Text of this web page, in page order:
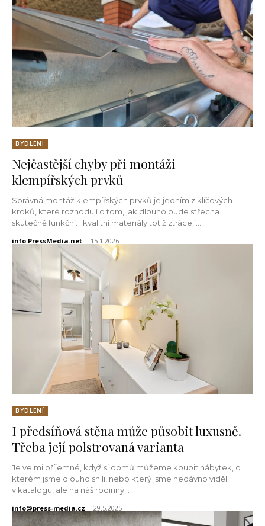
BYDLENÍ
Nejčastější chyby při montáži
klempířských prvků
Správná montáž klempířských prvků je jedním z klíčových
kroků, které rozhodují o tom, jak dlouho bude střecha
skutečně funkční. I kvalitní materiály totiž ztrácejí...
info PressMedia.net - 15.1.2026
BYDLENÍ
I předsíňová stěna může působit luxusně.
Třeba její polstrovaná varianta
Je velmi příjemné, když si domů můžeme koupit nábytek, o
kterém jsme dlouho snili, nebo který jsme nedávno viděli
v katalogu, ale na náš rodinný...
info@press-media.cz - 29.5.2025